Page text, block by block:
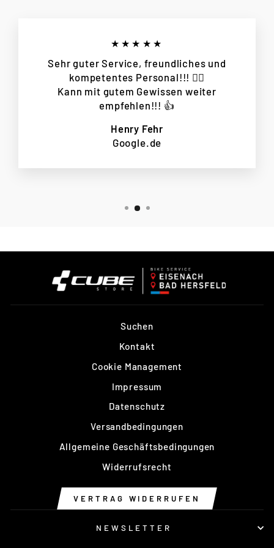
★★★★★
Sehr guter Service, freundliches und
kompetentes Personal!!! 👌🏻
Kann mit gutem Gewissen weiter
empfehlen!!! 👍
Henry Fehr
Google.de
Suchen
Kontakt
Cookie Management
Impressum
Datenschutz
Versandbedingungen
Allgemeine Geschäftsbedingungen
Widerrufsrecht
VERTRAG WIDERRUFEN
NEWSLETTER